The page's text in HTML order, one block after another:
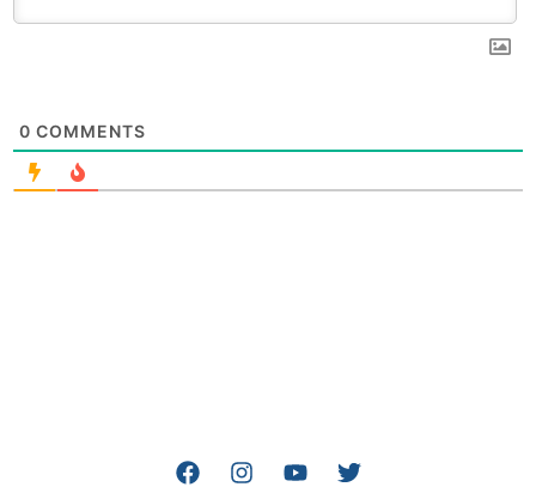
0 COMMENTS